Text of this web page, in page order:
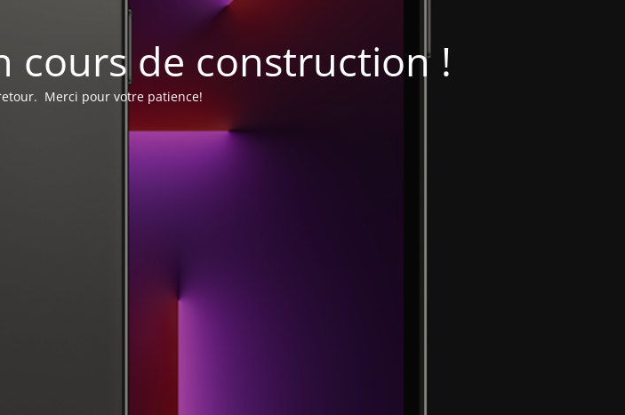
cours de construction !
Merci pour votre patience!